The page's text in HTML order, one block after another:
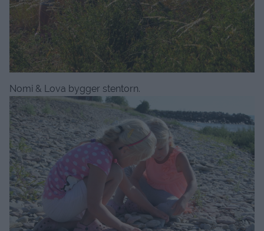
Nomi & Lova bygger stentorn.